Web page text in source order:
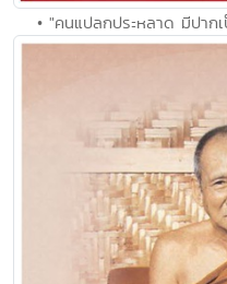
• "คนแปลกประหลาด มีปาก